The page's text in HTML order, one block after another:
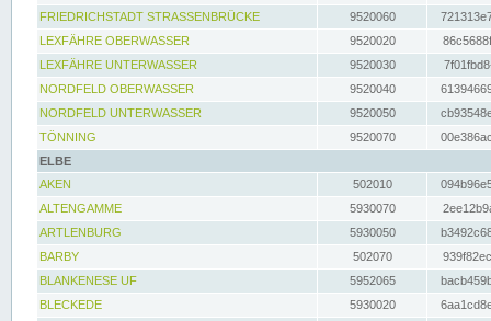
FRIEDRICHSTADT STRASSENBRÜCKE
9520060
LEXFÄHRE OBERWASSER
9520020
LEXFÄHRE UNTERWASSER
9520030
NORDFELD OBERWASSER
9520040
NORDFELD UNTERWASSER
9520050
TÖNNING
9520070
ELBE
AKEN
502010
ALTENGAMME
5930070
ARTLENBURG
5930050
BARBY
502070
BLANKENESE UF
5952065
BLECKEDE
5930020